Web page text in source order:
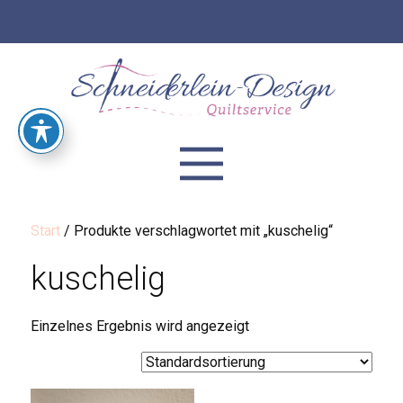
Start / Produkte verschlagwortet mit „kuschelig“
kuschelig
Einzelnes Ergebnis wird angezeigt